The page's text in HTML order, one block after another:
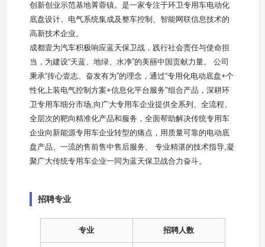
创新创业示范基地菁蓉镇。是一家专注于环卫专用车电动化
底盘设计、电气系统集成及整车控制、智能网联信息技术的
高新技术企业。
成都壹为汽车积极响应蓝天保卫战，践行社会责任与使命担
当，为建设“天蓝、地绿、水净”的美丽中国贡献力量。 公司
秉承“抟心壹志、奋发有为”的理念，通过“专用化电动底盘+个
性化上装电气控制方案+信息化平台服务"组合产品，深耕环
卫专用车细分市场,向广大专用车企业提供全系列、全流程、
全层次的靶向精准化产品和服务，全面帮助解决传统专用车
企业向新能源专用车企业转型的痛点，用质量可靠的电动底
盘产品、一流的售前售中售后服务、 专业精湛的技术指导,凝
聚广大传统专用车企业一同为蓝天保卫战合力奋斗。
招聘专业
专业 招聘人数